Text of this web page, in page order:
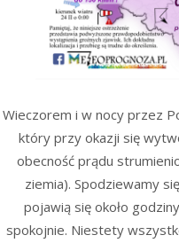
Wieczorem i w nocy przez
który przy okazji się
obecność prądu
ziemia). Spodziewamy
pojawią się około
spokojnie. Niestety